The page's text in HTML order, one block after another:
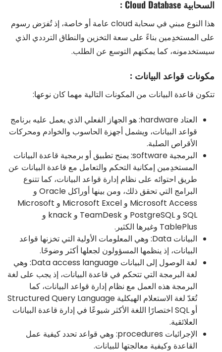
السحابية Cloud Database :
هذا النوع مبني في سحابة cloud عامة أو خاصة، إذ تُفرَض رسوم
على المستخدِمين بناءً على سعة التخزين والنطاق الترددي الذي
سيستخدمونه، كما يمكنهم التوسع عن الطلب.
مكونات قواعد البيانات :
تتكون قاعدة البيانات من المكونات التالية مهما كان نوعها:
العتاد hardware: هو الجهاز الفعلي الذي يعمل عليه برنامج
قواعد البيانات، ويشمل أجهزة الحاسوب والخوادم ومحركات
الأقراص الصلبة.
البرمجية software: يمنح تطبيق أو برمجية قاعدة البيانات
المستخدِمين إمكانية التحكم والتعامل مع قاعدة البيانات عن
طريق احتوائه على نظام إدارة قواعد البيانات، كما تتنوع
البرامج التي تحقق ذلك، ومن بينها أوراكل Oracle و
Microsoft Access و Microsoft Excel و Microsoft
SQL و PostgreSQL و TeamDesk و knack و
TablePlus وغيرها الكثير.
البيانات Data: وهي المعلومات الأولية التي تخزنها قواعد
البيانات، إذ ينظمها المسؤولون لجعلها أكثر وضوحًا.
لغة الوصول إلى البيانات Data access language: وهي
لغة البرمجة التي تتحكم في قاعدة البيانات، إذ يجب على لغة
البرمجة هذه العمل مع نظام إدارة قواعد البيانات، كما
تُعَدّ لغة الاستعلام الهيكلية Structured Query Language
أو SQL اختصارًا اللغة الأكثر شيوعًا في إدارة قاعدة البيانات
العلائقية.
الإجرائيات procedures: وهي قواعد تحدد كيفية عمل
القاعدة وكيفية معالجتها للبيانات.